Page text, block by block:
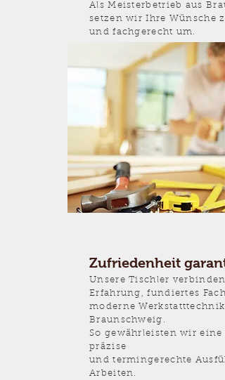
Als Meisterbetrieb aus
setzen wir Ihre Wünsche
und fachgerecht um.
Zufriedenheit
Unsere Tischler
Erfahrung, fundiertes
moderne Werkstatttechnik
Braunschweig.
So gewährleisten wir eine
präzise
und termingerechte
Arbeiten.